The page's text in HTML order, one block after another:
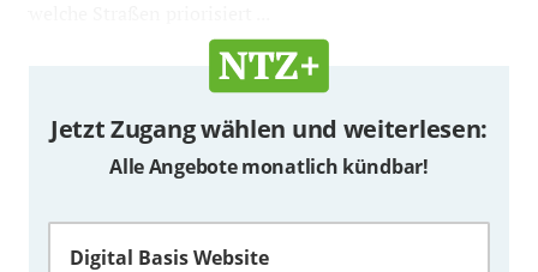
Jetzt Zugang wählen und weiterlesen:
Alle Angebote monatlich kündbar!
Digital Basis Website